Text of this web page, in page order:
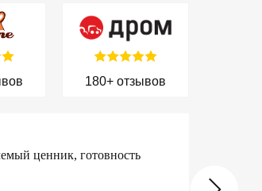
180+ отзывов
ценник, готовность